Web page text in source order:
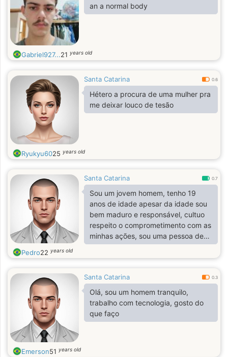
an a normal body
Gabriel927...21 years old
Santa Catarina 0.6
Hétero a procura de uma mulher pra
me deixar louco de tesão
Ryukyu6025 years old
Santa Catarina 0.7
Sou um jovem homem, tenho 19
anos de idade apesar da idade sou
bem maduro e responsável, cultuo
respeito o comprometimento com as
minhas ações, sou uma pessoa de
palavra, sou brincalhão e estou a
procura de uma mulher para somar
Pedro22 years old
Santa Catarina 0.3
Olá, sou um homem tranquilo,
trabalho com tecnologia, gosto do
que faço
Emerson51 years old